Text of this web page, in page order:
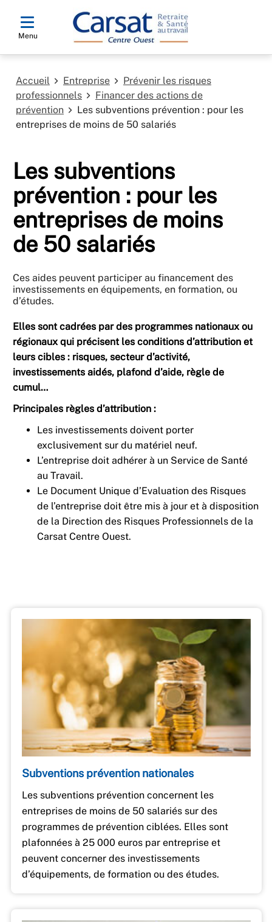
Menu
Accueil Entreprise
Prévenir les risques
professionnels
Financer des actions de
prévention
Les subventions prévention : pour les
entreprises de moins de 50 salariés
Les subventions
prévention : pour les
entreprises de moins
de 50 salariés
Ces aides peuvent participer au financement des
investissements en équipements, en formation, ou
d’études.
Elles sont cadrées par des programmes nationaux ou
régionaux qui précisent les conditions d’attribution et
leurs cibles : risques, secteur d’activité,
investissements aidés, plafond d’aide, règle de
cumul…
Principales règles d’attribution :
Les investissements doivent porter
exclusivement sur du matériel neuf.
L’entreprise doit adhérer à un Service de Santé
au Travail.
Le Document Unique d’Evaluation des Risques
de l’entreprise doit être mis à jour et à disposition
de la Direction des Risques Professionnels de la
Carsat Centre Ouest.
Subventions prévention nationales
Les subventions prévention concernent les
entreprises de moins de 50 salariés sur des
programmes de prévention ciblées. Elles sont
plafonnées à 25 000 euros par entreprise et
peuvent concerner des investissements
d’équipements, de formation ou des études.